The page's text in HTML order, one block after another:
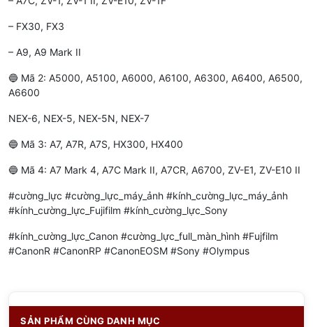
– FX30, FX3
– A9, A9 Mark II
🔵 Mã 2: A5000, A5100, A6000, A6100, A6300, A6400, A6500,
A6600
NEX-6, NEX-5, NEX-5N, NEX-7
🔵 Mã 3: A7, A7R, A7S, HX300, HX400
🔵 Mã 4: A7 Mark 4, A7C Mark II, A7CR, A6700, ZV-E1, ZV-E10 II
#cường_lực #cường_lực_máy_ảnh #kính_cường_lực_máy_ảnh
#kính_cường_lực_Fujifilm #kính_cường_lực_Sony
#kính_cường_lực_Canon #cường_lực_full_màn_hình #Fujfilm
#CanonR #CanonRP #CanonEOSM #Sony #Olympus
SẢN PHẨM CÙNG DANH MỤC